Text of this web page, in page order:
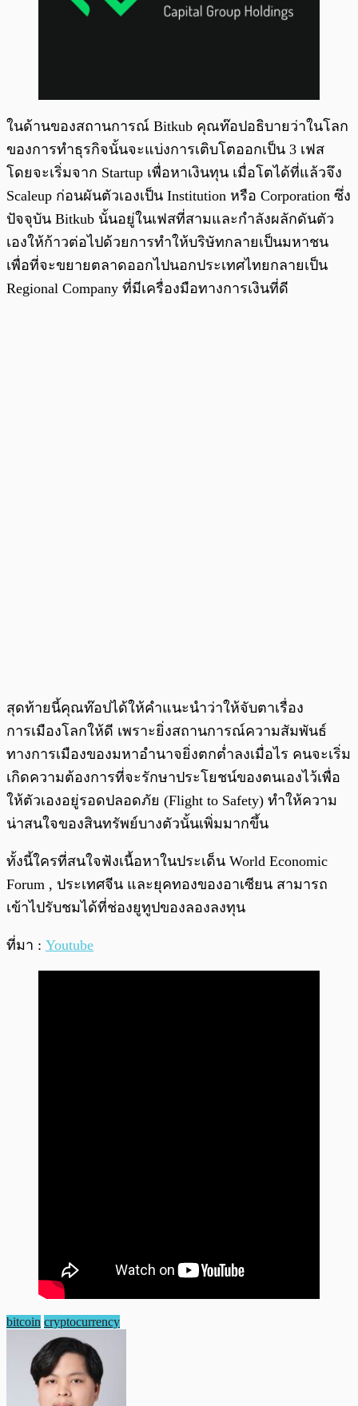
ในด้านของสถานการณ์ Bitkub คุณท๊อปอธิบายว่าในโลก
ของการทำธุรกิจนั้นจะแบ่งการเติบโตออกเป็น 3 เฟส
โดยจะเริ่มจาก Startup เพื่อหาเงินทุน เมื่อโตได้ที่แล้วจึง
Scaleup ก่อนผันตัวเองเป็น Institution หรือ Corporation ซึ่ง
ปัจจุบัน Bitkub นั้นอยู่ในเฟสที่สามและกำลังผลักดันตัว
เองให้ก้าวต่อไปด้วยการทำให้บริษัทกลายเป็นมหาชน
เพื่อที่จะขยายตลาดออกไปนอกประเทศไทยกลายเป็น
Regional Company ที่มีเครื่องมือทางการเงินที่ดี
สุดท้ายนี้คุณท๊อปได้ให้คำแนะนำว่าให้จับตาเรื่อง
การเมืองโลกให้ดี เพราะยิ่งสถานการณ์ความสัมพันธ์
ทางการเมืองของมหาอำนาจยิ่งตกต่ำลงเมื่อไร คนจะเริ่ม
เกิดความต้องการที่จะรักษาประโยชน์ของตนเองไว้เพื่อ
ให้ตัวเองอยู่รอดปลอดภัย (Flight to Safety) ทำให้ความ
น่าสนใจของสินทรัพย์บางตัวนั้นเพิ่มมากขึ้น
ทั้งนี้ใครที่สนใจฟังเนื้อหาในประเด็น World Economic
Forum , ประเทศจีน และยุคทองของอาเซียน สามารถ
เข้าไปรับชมได้ที่ช่องยูทูปของลองลงทุน
ที่มา : Youtube
bitcoin cryptocurrency